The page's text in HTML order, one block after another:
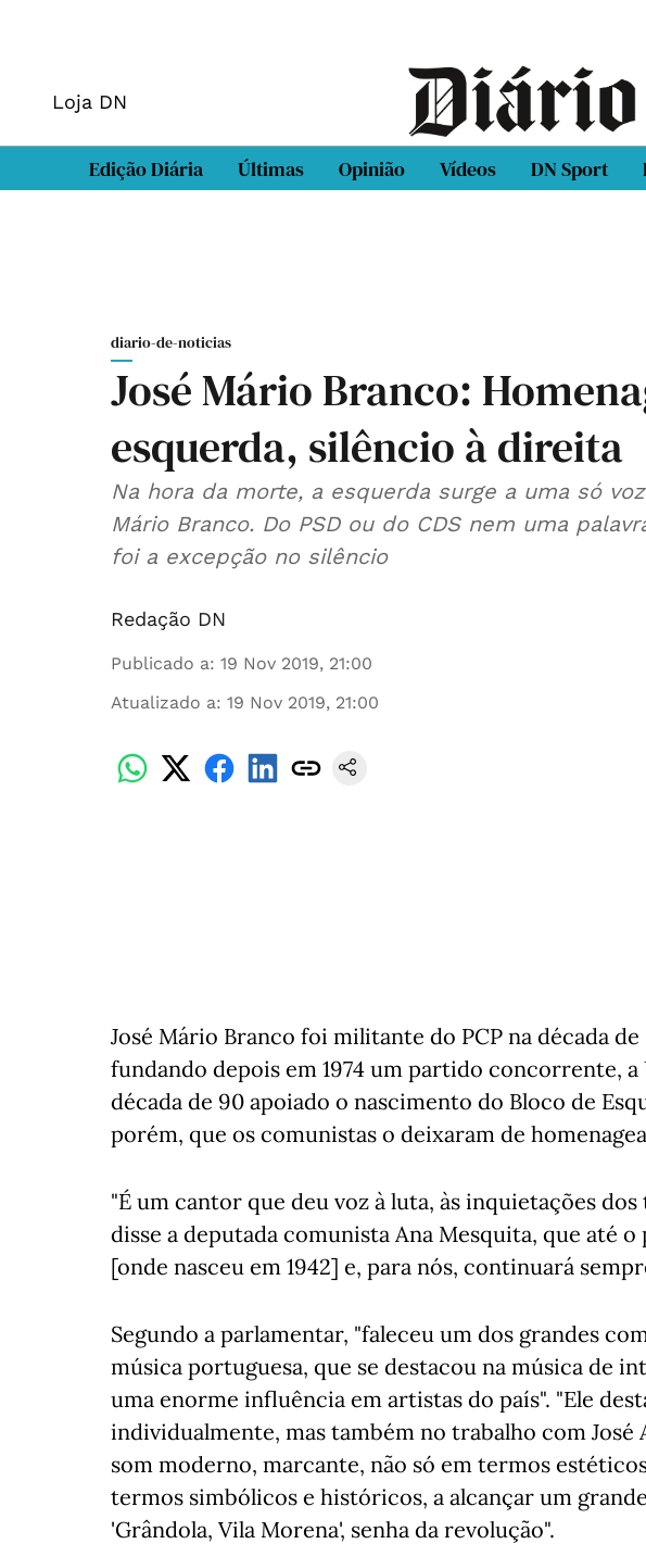
Loja DN
Edição Diária Últimas Opinião Vídeos DN Sport
diario-de-noticias
José Mário Branco:
esquerda, silêncio à direita
Na hora da morte, a esquerda surge a uma só
Mário Branco. Do PSD ou do CDS nem uma
foi a excepção no silêncio
Redação DN
Publicado a: 19 Nov 2019, 21:00
Atualizado a: 19 Nov 2019, 21:00
José Mário Branco foi militante do PCP na década de
fundando depois em 1974 um partido concorrente, a
década de 90 apoiado o nascimento do Bloco de
porém, que os comunistas o deixaram de
"É um cantor que deu voz à luta, às inquietações
disse a deputada comunista Ana Mesquita, que até
[onde nasceu em 1942] e, para nós, continuará
Segundo a parlamentar, "faleceu um dos grandes
música portuguesa, que se destacou na música de
uma enorme influência em artistas do país". "Ele
individualmente, mas também no trabalho com José
som moderno, marcante, não só em termos
termos simbólicos e históricos, a alcançar um
'Grândola, Vila Morena', senha da revolução".